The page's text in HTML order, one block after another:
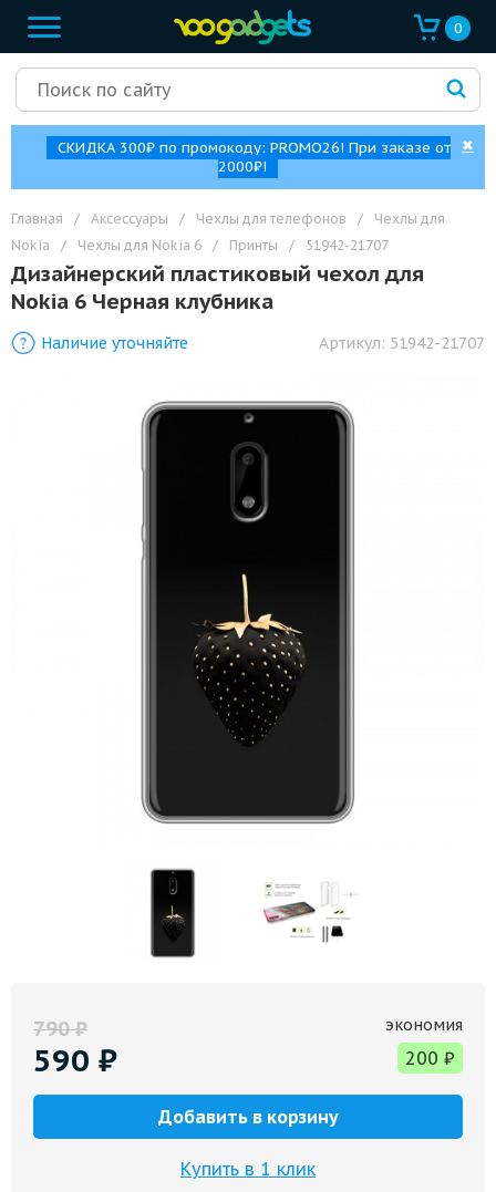
0
СКИДКА 300₽ по промокоду: PROMO26! При заказе от
2000₽!
✖
Главная / Аксессуары / Чехлы для телефонов /
Чехлы для
Nokia
/ Чехлы для Nokia 6 / Принты / 51942-21707
Дизайнерский пластиковый чехол для
Nokia 6 Черная клубника
Наличие уточняйте Артикул: 51942-21707
790₽
590 ₽
экономия
200 ₽
Добавить в корзину
Купить в 1 клик